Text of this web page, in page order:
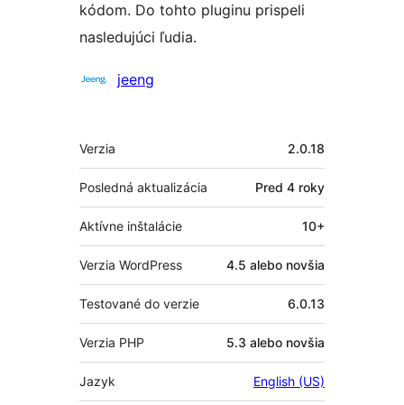
kódom. Do tohto pluginu prispeli
nasledujúci ľudia.
Prispievatelia
jeeng
Meta
Verzia 2.0.18
Posledná aktualizácia Pred 4 roky
Aktívne inštalácie 10+
Verzia WordPress 4.5 alebo novšia
Testované do verzie 6.0.13
Verzia PHP 5.3 alebo novšia
Jazyk English (US)